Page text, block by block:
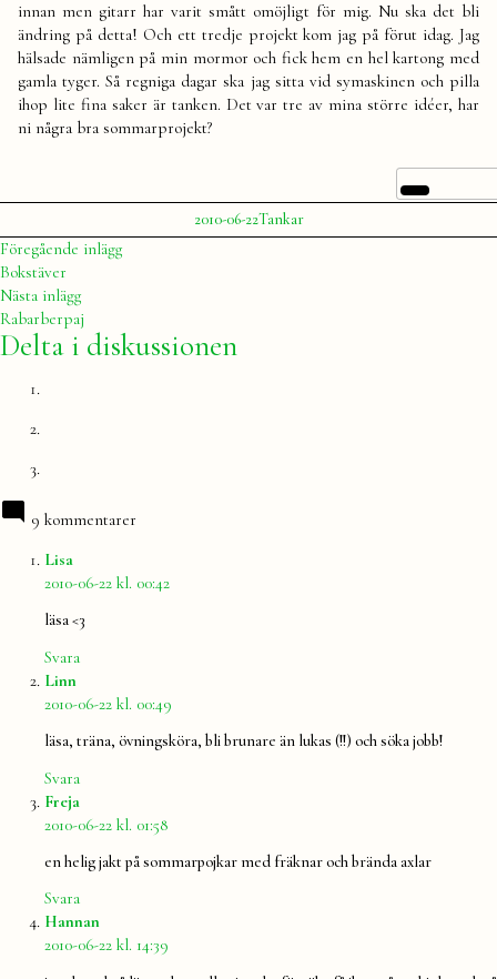
innan men gitarr har varit smått omöjligt för mig. Nu ska det bli
ändring på detta! Och ett tredje projekt kom jag på förut idag. Jag
hälsade nämligen på min mormor och fick hem en hel kartong med
gamla tyger. Så regniga dagar ska jag sitta vid symaskinen och pilla
ihop lite fina saker är tanken. Det var tre av mina större idéer, har
ni några bra sommarprojekt?
Publicerat
av
Julia
2010-06-22Publicerat
i
Tankar
Inläggsnavigering
Föregående inläggFöregående
Bokstäver
Nästa inläggNästa
inlägg:
Rabarberpaj
Delta i diskussionen
9 kommentarer
Lisa
2010-06-22 kl. 00:42
läsa <3
Svara
Linn
2010-06-22 kl. 00:49
läsa, träna, övningsköra, bli brunare än lukas (!!) och söka jobb!
Svara
Freja
2010-06-22 kl. 01:58
en helig jakt på sommarpojkar med fräknar och brända axlar
Svara
Hannan
2010-06-22 kl. 14:39